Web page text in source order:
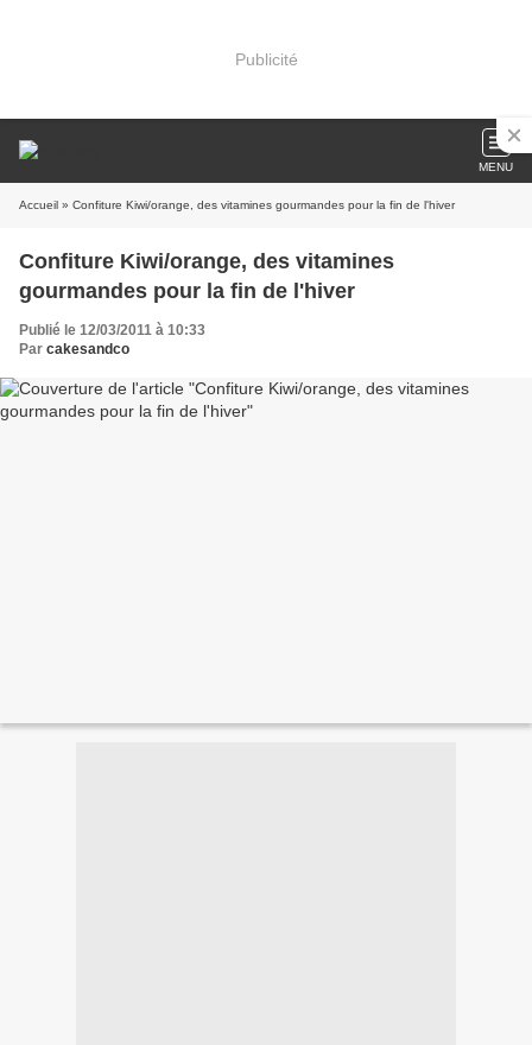
Publicité
MENU
Accueil » Confiture Kiwi/orange, des vitamines gourmandes pour la fin de l'hiver
Confiture Kiwi/orange, des vitamines
gourmandes pour la fin de l'hiver
Publié le 12/03/2011 à 10:33
Par cakesandco